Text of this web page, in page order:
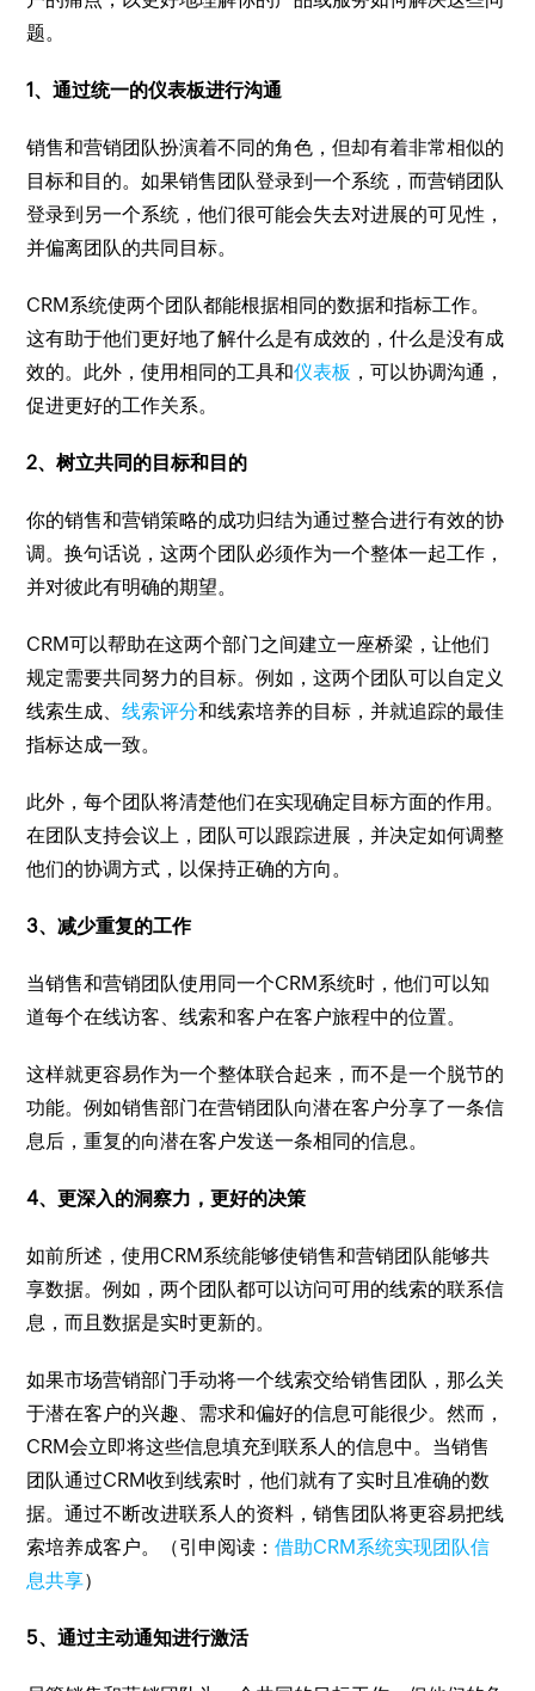
题。
1、通过统一的仪表板进行沟通
销售和营销团队扮演着不同的角色，但却有着非常相似的
目标和目的。如果销售团队登录到一个系统，而营销团队
登录到另一个系统，他们很可能会失去对进展的可见性，
并偏离团队的共同目标。
CRM系统使两个团队都能根据相同的数据和指标工作。
这有助于他们更好地了解什么是有成效的，什么是没有成
效的。此外，使用相同的工具和仪表板 ，可以协调沟通，
促进更好的工作关系。
2、树立共同的目标和目的
你的销售和营销策略的成功归结为通过整合进行有效的协
调。换句话说，这两个团队必须作为一个整体一起工作，
并对彼此有明确的期望。
CRM可以帮助在这两个部门之间建立一座桥梁，让他们
规定需要共同努力的目标。例如，这两个团队可以自定义
线索生成、线索评分和线索培养的目标，并就追踪的最佳
指标达成一致。
此外，每个团队将清楚他们在实现确定目标方面的作用。
在团队支持会议上，团队可以跟踪进展，并决定如何调整
他们的协调方式，以保持正确的方向。
3、减少重复的工作
当销售和营销团队使用同一个CRM系统时，他们可以知
道每个在线访客、线索和客户在客户旅程中的位置。
这样就更容易作为一个整体联合起来，而不是一个脱节的
功能。例如销售部门在营销团队向潜在客户分享了一条信
息后，重复的向潜在客户发送一条相同的信息。
4、更深入的洞察力，更好的决策
如前所述，使用CRM系统能够使销售和营销团队能够共
享数据。例如，两个团队都可以访问可用的线索的联系信
息，而且数据是实时更新的。
如果市场营销部门手动将一个线索交给销售团队，那么关
于潜在客户的兴趣、需求和偏好的信息可能很少。然而，
CRM会立即将这些信息填充到联系人的信息中。当销售
团队通过CRM收到线索时，他们就有了实时且准确的数
据。通过不断改进联系人的资料，销售团队将更容易把线
索培养成客户。（引申阅读：借助CRM系统实现团队信
息共享）
5、通过主动通知进行激活